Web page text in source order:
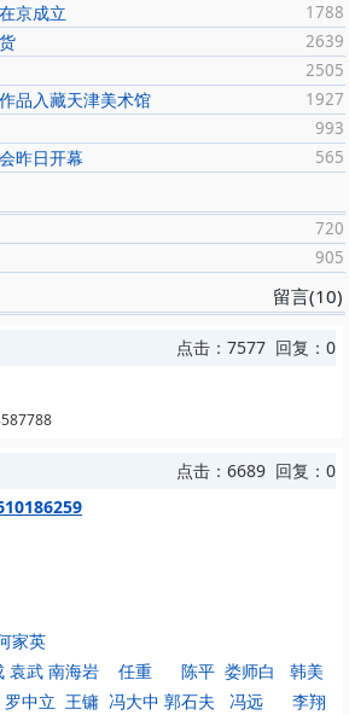
1788
京成立
2639
2505
1927
品入藏天津美术馆
993
565
昨日开幕
720
905
留言(10)
点击：7577 回复：0
点击：6689 回复：0
家英
袁武 南海岩 任重 陈平 娄师白 韩美
罗中立 王镛 冯大中 郭石夫 冯远 李翔